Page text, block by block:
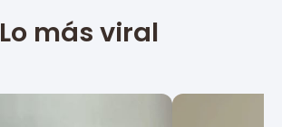
Lo más viral